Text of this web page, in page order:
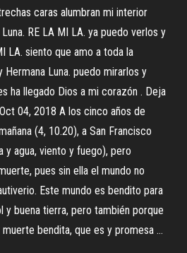
caras alumbran mi interior
RE LA MI LA. ya puedo verlos y
LA. siento que amo a toda la
Luna. puedo mirarlos y
ha llegado Dios a mi corazón . Deja
04, 2018 A los cinco años de
(4, 10.20), a San Francisco
y agua, viento y fuego), pero
pues sin ella el mundo no
Este mundo es bendito para
y buena tierra, pero también porque
bendita, que es y promesa …